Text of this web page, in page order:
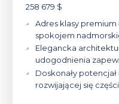
258 679 $
Adres klasy premium
spokojem
Elegancka
udogodnienia
Doskonały
rozwijającej się